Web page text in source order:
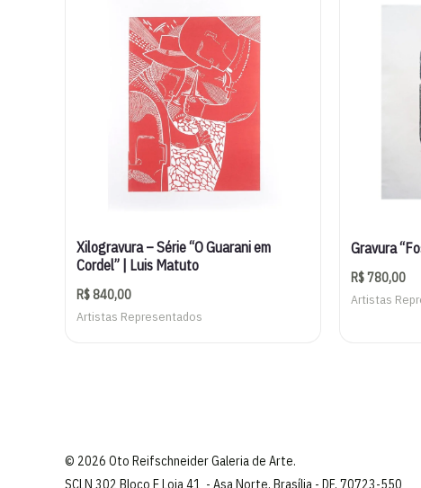
Xilogravura – Série “O Guarani em
Cordel” | Luis Matuto
R$840,00
Artistas Representados
Gravura
R$780,00
Artistas
© 2026 Oto Reifschneider Galeria de Arte.
SCLN 302 Bloco E Loja 41 - Asa Norte, Brasília - DF, 70723-550